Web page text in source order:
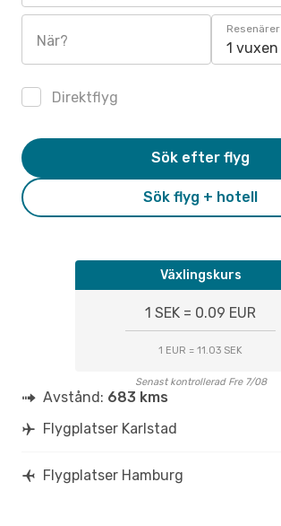
När?
Resenärer
1 vuxen
Direktflyg
Sök flyg + hotell
Sök efter flyg
Växlingskurs
1 SEK = 0.09 EUR
1 EUR = 11.03 SEK
Senast kontrollerad Fre 7/08
Avstånd: 683 kms
Flygplatser Karlstad
Flygplatser Hamburg